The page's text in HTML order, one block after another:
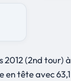
2012 (2nd tour)
en tête avec